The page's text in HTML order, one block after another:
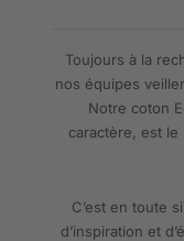
Toujours à la
nos équipes
Notre coton
caractère, est le
C’est en toute
d’inspiration et